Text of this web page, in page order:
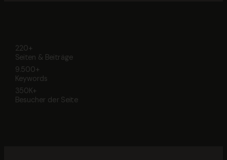
220+
Seiten & Beiträge
9.500+
Keywords
350K+
Besucher der Seite